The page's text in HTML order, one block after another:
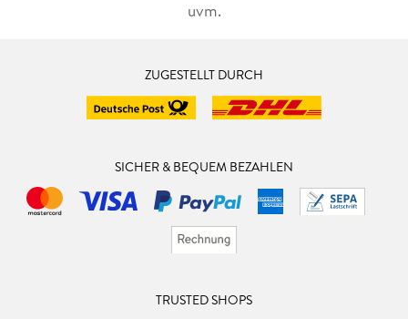
uvm.
ZUGESTELLT DURCH
SICHER & BEQUEM BEZAHLEN
TRUSTED SHOPS